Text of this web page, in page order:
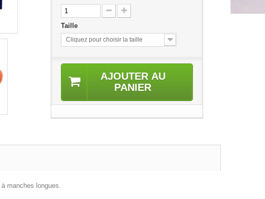
Taille
Cliquez pour choisir la taille
AJOUTER AU
PANIER
à manches longues.